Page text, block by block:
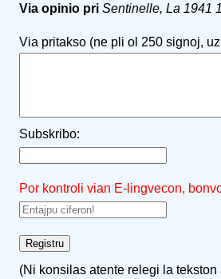
Via opinio pri Sentinelle, La 1941
Via pritakso (ne pli ol 250 signoj,
Subskribo:
Por kontroli vian E-lingvecon,
(Ni konsilas atente relegi la